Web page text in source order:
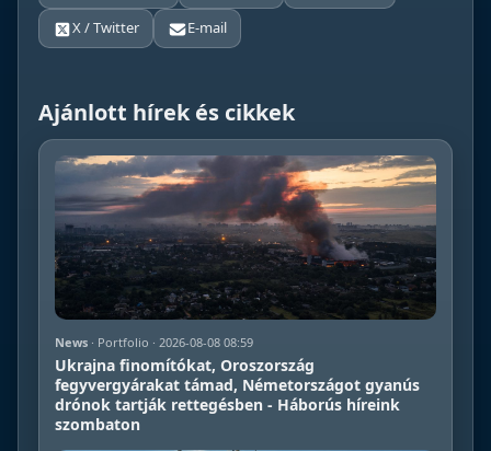
X / Twitter
E-mail
Ajánlott hírek és cikkek
News · Portfolio · 2026-08-08 08:59
Ukrajna finomítókat, Oroszország
fegyvergyárakat támad, Németországot gyanús
drónok tartják rettegésben - Háborús híreink
szombaton